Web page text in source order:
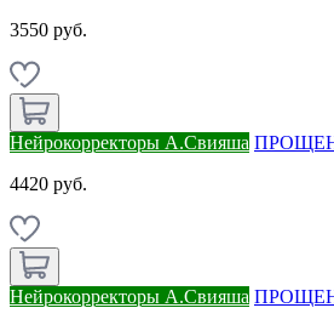
3550 руб.
Нейрокорректоры А.Свияша
4420 руб.
Нейрокорректоры А.Свияша